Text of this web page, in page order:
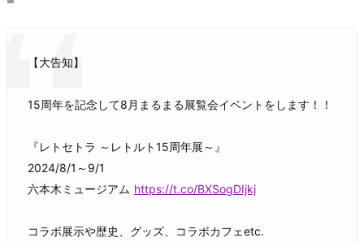
【大告知】
15周年を記念して8月まるまる展覧会イベントをします！！
『レトセトラ ～レトルト15周年展～』
2024/8/1～9/1
六本木ミュージアム https://t.co/BXSogDIjkj
コラボ展示や歴史、グッズ、コラボカフェetc.